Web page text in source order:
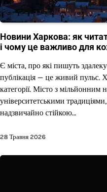
Новини Харкова: як
і чому це важливо для
Є міста, про які пишуть
публікація — це живий пульс.
категорії. Місто з мільйонним
університетськими
надзвичайно стійкою…
28 Травня 2026